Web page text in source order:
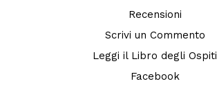
Recensioni
Scrivi un Commento
Leggi il Libro degli Ospiti
Facebook